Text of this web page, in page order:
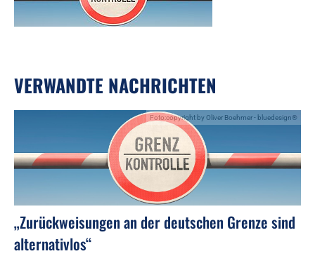
VERWANDTE NACHRICHTEN
Foto:copyright by Oliver Boehmer - bluedesign®
„Zurückweisungen an der deutschen Grenze sind
alternativlos“